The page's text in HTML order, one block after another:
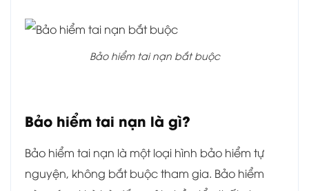
Bảo hiểm tai nạn bắt buộc
Bảo hiểm tai nạn là gì?
Bảo hiểm tai nạn là một loại hình bảo hiểm tự
nguyện, không bắt buộc tham gia. Bảo hiểm